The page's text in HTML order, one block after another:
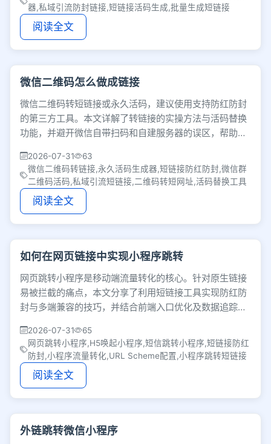
器,私域引流防封链接,短链接活码生成,批量生成短链接
阅读全文
微信二维码怎么做成链接
微信二维码转短链接或永久活码，建议使用支持防红防封
的第三方工具。本文详解了转链接的实操方法与活码替换
功能，并避开微信自带扫码和自建服务器的误区，帮助私
2026-07-31
63
微信二维码转链接,永久活码生成器,短链接防红防封,微信群
二维码活码,私域引流短链接,二维码转短网址,活码替换工具
阅读全文
如何在网页链接中实现小程序跳转
网页跳转小程序是移动端流量转化的核心。针对原生链接
易被拦截的痛点，本文分享了利用短链接工具实现防红防
封与多端兼容的技巧，并结合前端入口优化及数据追踪，
2026-07-31
65
网页跳转小程序,H5唤起小程序,短信跳转小程序,短链接防红
防封,小程序流量转化,URL Scheme配置,小程序跳转短链接
阅读全文
外链跳转微信小程序